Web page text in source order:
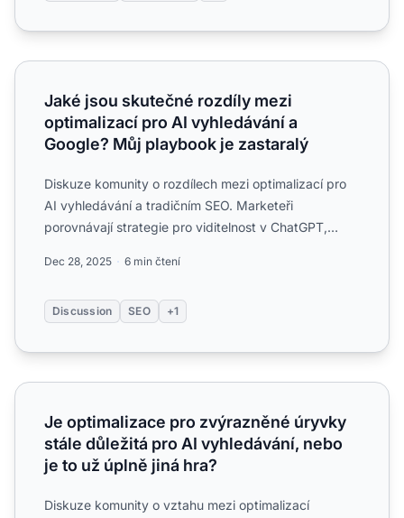
Jaké jsou skutečné rozdíly mezi optimalizací pro AI
Jaké jsou skutečné rozdíly mezi
optimalizací pro AI vyhledávání a
Google? Můj playbook je zastaralý
Diskuze komunity o rozdílech mezi optimalizací pro
AI vyhledávání a tradičním SEO. Marketeři
porovnávají strategie pro viditelnost v ChatGPT,
Dec 28, 2025 6 min čtení
Discussion SEO +1
Je optimalizace pro zvýrazněné úryvky stále důležitá pro
Je optimalizace pro zvýrazněné úryvky
stále důležitá pro AI vyhledávání, nebo
je to už úplně jiná hra?
Diskuze komunity o vztahu mezi optimalizací